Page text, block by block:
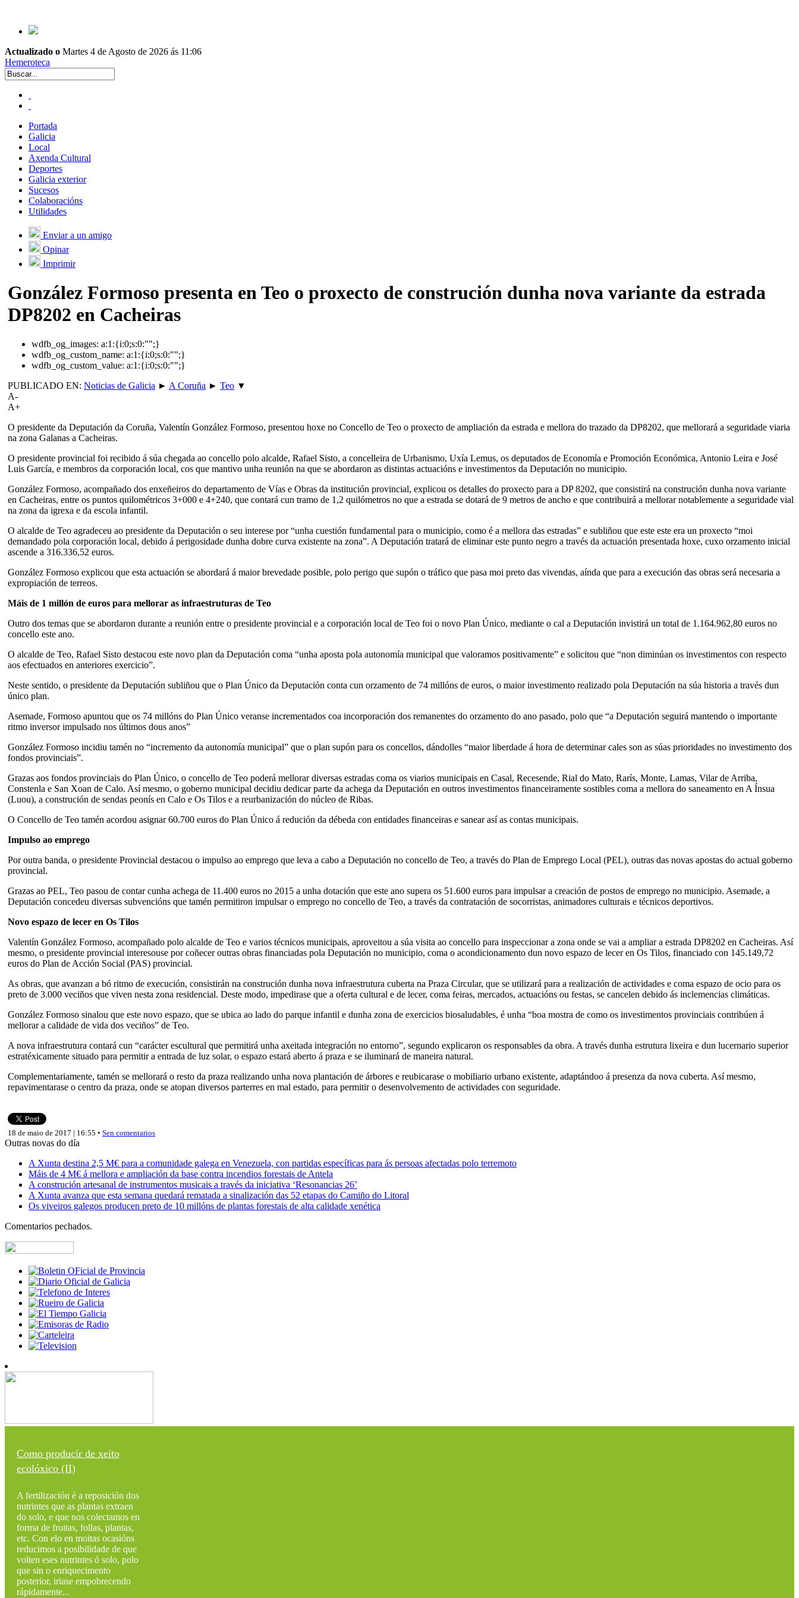
Actualizado o Martes 4 de Agosto de 2026 ás 11:06
Hemeroteca
Portada
Galicia
Local
Axenda Cultural
Deportes
Galicia exterior
Sucesos
Colaboracións
Utilidades
Enviar a un amigo
Opinar
Imprimir
González Formoso presenta en Teo o proxecto de construción dunha nova variante da estrada
DP8202 en Cacheiras
wdfb_og_images: a:1:{i:0;s:0:"";}
wdfb_og_custom_name: a:1:{i:0;s:0:"";}
wdfb_og_custom_value: a:1:{i:0;s:0:"";}
PUBLICADO EN: Noticias de Galicia ► A Coruña ► Teo ▼
A-
A+
O presidente da Deputación da Coruña, Valentín González Formoso, presentou hoxe no Concello de Teo o proxecto de ampliación da estrada e mellora do trazado da DP8202, que mellorará a seguridade viaria
na zona Galanas a Cacheiras.
O presidente provincial foi recibido á súa chegada ao concello polo alcalde, Rafael Sisto, a concelleira de Urbanismo, Uxía Lemus, os deputados de Economía e Promoción Económica, Antonio Leira e José
Luis García, e membros da corporación local, cos que mantivo unha reunión na que se abordaron as distintas actuacións e investimentos da Deputación no municipio.
González Formoso, acompañado dos enxeñeiros do departamento de Vías e Obras da institución provincial, explicou os detalles do proxecto para a DP 8202, que consistirá na construción dunha nova variante
en Cacheiras, entre os puntos quilométricos 3+000 e 4+240, que contará cun tramo de 1,2 quilómetros no que a estrada se dotará de 9 metros de ancho e que contribuirá a mellorar notablemente a seguridade vial
na zona da igrexa e da escola infantil.
O alcalde de Teo agradeceu ao presidente da Deputación o seu interese por “unha cuestión fundamental para o municipio, como é a mellora das estradas” e subliñou que este este era un proxecto “moi
demandado pola corporación local, debido á perigosidade dunha dobre curva existente na zona”. A Deputación tratará de eliminar este punto negro a través da actuación presentada hoxe, cuxo orzamento inicial
ascende a 316.336,52 euros.
González Formoso explicou que esta actuación se abordará á maior brevedade posible, polo perigo que supón o tráfico que pasa moi preto das vivendas, aínda que para a execución das obras será necesaria a
expropiación de terreos.
Máis de 1 millón de euros para mellorar as infraestruturas de Teo
Outro dos temas que se abordaron durante a reunión entre o presidente provincial e a corporación local de Teo foi o novo Plan Único, mediante o cal a Deputación invistirá un total de 1.164.962,80 euros no
concello este ano.
O alcalde de Teo, Rafael Sisto destacou este novo plan da Deputación coma “unha aposta pola autonomía municipal que valoramos positivamente” e solicitou que “non diminúan os investimentos con respecto
aos efectuados en anteriores exercicio”.
Neste sentido, o presidente da Deputación subliñou que o Plan Único da Deputación conta cun orzamento de 74 millóns de euros, o maior investimento realizado pola Deputación na súa historia a través dun
único plan.
Asemade, Formoso apuntou que os 74 millóns do Plan Único veranse incrementados coa incorporación dos remanentes do orzamento do ano pasado, polo que “a Deputación seguirá mantendo o importante
ritmo inversor impulsado nos últimos dous anos”
González Formoso incidiu tamén no “incremento da autonomía municipal” que o plan supón para os concellos, dándolles “maior liberdade á hora de determinar cales son as súas prioridades no investimento dos
fondos provinciais”.
Grazas aos fondos provinciais do Plan Único, o concello de Teo poderá mellorar diversas estradas coma os viarios municipais en Casal, Recesende, Rial do Mato, Rarís, Monte, Lamas, Vilar de Arriba,
Constenla e San Xoan de Calo. Así mesmo, o goberno municipal decidiu dedicar parte da achega da Deputación en outros investimentos financeiramente sostibles coma a mellora do saneamento en A Ínsua
(Luou), a construción de sendas peonís en Calo e Os Tilos e a reurbanización do núcleo de Ribas.
O Concello de Teo tamén acordou asignar 60.700 euros do Plan Único á redución da débeda con entidades financeiras e sanear así as contas municipais.
Impulso ao emprego
Por outra banda, o presidente Provincial destacou o impulso ao emprego que leva a cabo a Deputación no concello de Teo, a través do Plan de Emprego Local (PEL), outras das novas apostas do actual goberno
provincial.
Grazas ao PEL, Teo pasou de contar cunha achega de 11.400 euros no 2015 a unha dotación que este ano supera os 51.600 euros para impulsar a creación de postos de emprego no municipio. Asemade, a
Deputación concedeu diversas subvencións que tamén permitiron impulsar o emprego no concello de Teo, a través da contratación de socorristas, animadores culturais e técnicos deportivos.
Novo espazo de lecer en Os Tilos
Valentín González Formoso, acompañado polo alcalde de Teo e varios técnicos municipais, aproveitou a súa visita ao concello para inspeccionar a zona onde se vai a ampliar a estrada DP8202 en Cacheiras. Así
mesmo, o presidente provincial interesouse por coñecer outras obras financiadas pola Deputación no municipio, coma o acondicionamento dun novo espazo de lecer en Os Tilos, financiado con 145.149,72
euros do Plan de Acción Social (PAS) provincial.
As obras, que avanzan a bó ritmo de execución, consistirán na construción dunha nova infraestrutura cuberta na Praza Circular, que se utilizará para a realización de actividades e coma espazo de ocio para os
preto de 3.000 veciños que viven nesta zona residencial. Deste modo, impedirase que a oferta cultural e de lecer, coma feiras, mercados, actuacións ou festas, se cancelen debido ás inclemencias climáticas.
González Formoso sinalou que este novo espazo, que se ubica ao lado do parque infantil e dunha zona de exercicios biosaludables, é unha “boa mostra de como os investimentos provinciais contribúen á
mellorar a calidade de vida dos veciños” de Teo.
A nova infraestrutura contará cun “carácter escultural que permitirá unha axeitada integración no entorno”, segundo explicaron os responsables da obra. A través dunha estrutura lixeira e dun lucernario superior
estratéxicamente situado para permitir a entrada de luz solar, o espazo estará aberto á praza e se iluminará de maneira natural.
Complementariamente, tamén se mellorará o resto da praza realizando unha nova plantación de árbores e reubicarase o mobiliario urbano existente, adaptándoo á presenza da nova cuberta. Así mesmo,
repavimentarase o centro da praza, onde se atopan diversos parterres en mal estado, para permitir o desenvolvemento de actividades con seguridade.
18 de maio de 2017 | 16:55 • Sen comentarios
Outras novas do día
A Xunta destina 2,5 M€ para a comunidade galega en Venezuela, con partidas específicas para ás persoas afectadas polo terremoto
Máis de 4 M€ á mellora e ampliación da base contra incendios forestais de Antela
A construción artesanal de instrumentos musicais a través da iniciativa ‘Resonancias 26’
A Xunta avanza que esta semana quedará rematada a sinalización das 52 etapas do Camiño do Litoral
Os viveiros galegos producen preto de 10 millóns de plantas forestais de alta calidade xenética
Comentarios pechados.
Como producir de xeito
ecolóxico (II)
A fertilización é a reposición dos
nutrintes que as plantas extraen
do solo, e que nos colectamos en
forma de froitas, follas, plantas,
etc. Con elo en moitas ocasións
reducimos a posibilidade de que
volten eses nutrintes ó solo, polo
que sin o enriquecimento
posterior, iriase empobrecendo
rápidamente...